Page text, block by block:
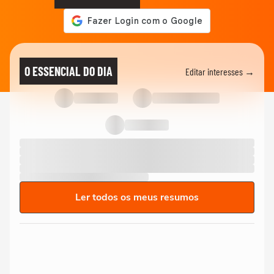
O ESSENCIAL DO DIA Editar interesses →
Ler todos os meus resumos